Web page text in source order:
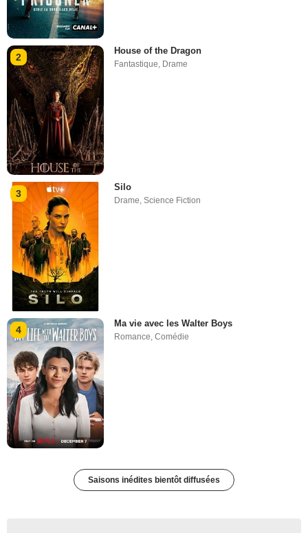
2
House of the Dragon
Fantastique Drame
3
Silo
Drame,Science Fiction
4
Ma vie avec les Walter Boys
Romance,Comédie
Saisons inédites bientôt diffusées